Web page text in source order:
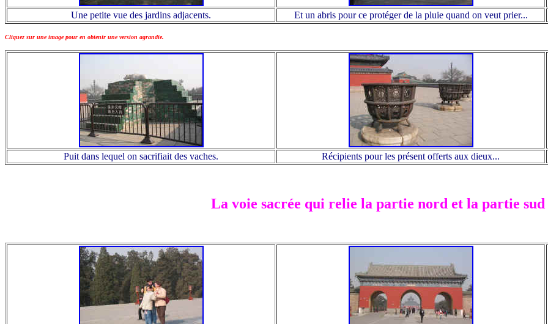
Une petite vue des jardins adjacents. Et un abris pour ce protéger de la pluie quand on veut prier...
Cliquez sur une image pour en obtenir une version agrandie.
Puit dans lequel on sacrifiait des vaches. Récipients pour les présent offerts aux dieux...
La voie sacrée qui relie la partie nord et la partie